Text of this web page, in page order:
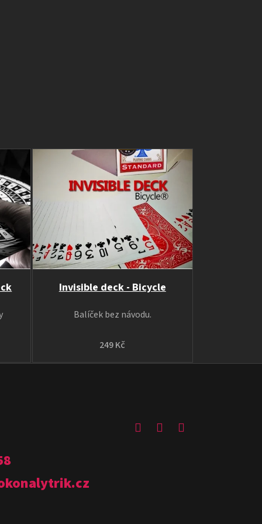
Invisible deck - Bicycle
249 Kč
Balíček bez návodu.